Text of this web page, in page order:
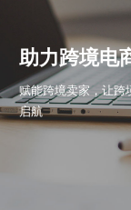
助力跨境电
赋能跨境卖家，让跨
启航